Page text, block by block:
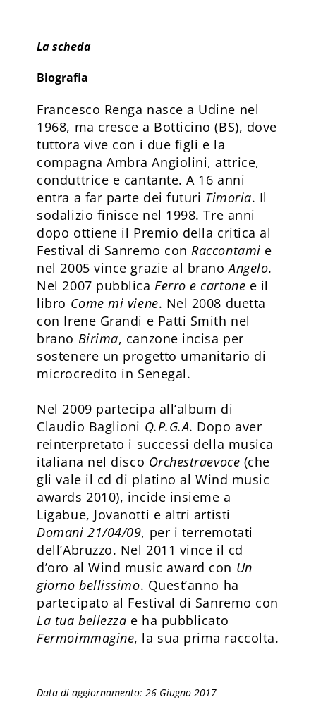
La scheda
Biografia
Francesco Renga nasce a Udine nel
1968, ma cresce a Botticino (BS), dove
tuttora vive con i due figli e la
compagna Ambra Angiolini, attrice,
conduttrice e cantante. A 16 anni
entra a far parte dei futuri Timoria. Il
sodalizio finisce nel 1998. Tre anni
dopo ottiene il Premio della critica al
Festival di Sanremo conRaccontami e
nel 2005 vince grazie al branoAngelo.
Nel 2007 pubblicaFerro e cartone e il
libro Come mi viene. Nel 2008 duetta
con Irene Grandi e Patti Smith nel
brano Birima, canzone incisa per
sostenere un progetto umanitario di
microcredito in Senegal.
Nel 2009 partecipa all’album di
Claudio Baglioni Q.P.G.A. Dopo aver
reinterpretato i successi della musica
italiana nel disco Orchestraevoce (che
gli vale il cd di platino al Wind music
awards 2010), incide insieme a
Ligabue, Jovanotti e altri artisti
Domani 21/04/09, per i terremotati
dell’Abruzzo. Nel 2011 vince il cd
d’oro al Wind music award con Un
giorno bellissimo. Quest’anno ha
partecipato al Festival di Sanremo con
La tua bellezza e ha pubblicato
Fermoimmagine, la sua prima raccolta.
Data di aggiornamento: 26 Giugno 2017